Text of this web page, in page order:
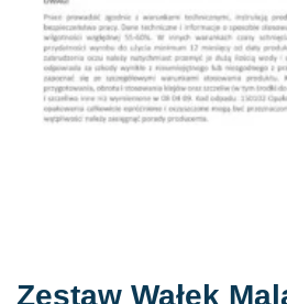
Zestaw Wałek